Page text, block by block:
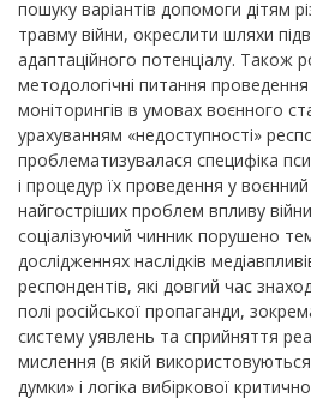
пошуку варіантів допомоги дітям
травму війни, окреслити шляхи
адаптаційного потенціалу. Також
методологічні питання проведення
моніторингів в умовах воєнного
урахуванням «недоступності»
проблематизувалася специфіка
і процедур їх проведення у
найгостріших проблем впливу
соціалізуючий чинник порушено
дослідженнях наслідків
респондентів, які довгий час
полі російської пропаганди,
систему уявлень та сприйняття
мислення (в якій
думки» і логіка вибіркової